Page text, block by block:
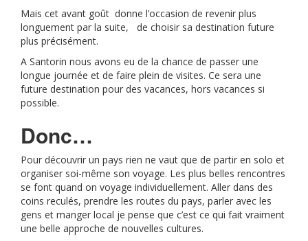
Mais cet avant goût donne l’occasion de revenir plus
longuement par la suite, de choisir sa destination future
plus précisément.
A Santorin nous avons eu de la chance de passer une
longue journée et de faire plein de visites. Ce sera une
future destination pour des vacances, hors vacances si
possible.
Donc…
Pour découvrir un pays rien ne vaut que de partir en solo et
organiser soi-même son voyage. Les plus belles rencontres
se font quand on voyage individuellement. Aller dans des
coins reculés, prendre les routes du pays, parler avec les
gens et manger local je pense que c’est ce qui fait vraiment
une belle approche de nouvelles cultures.